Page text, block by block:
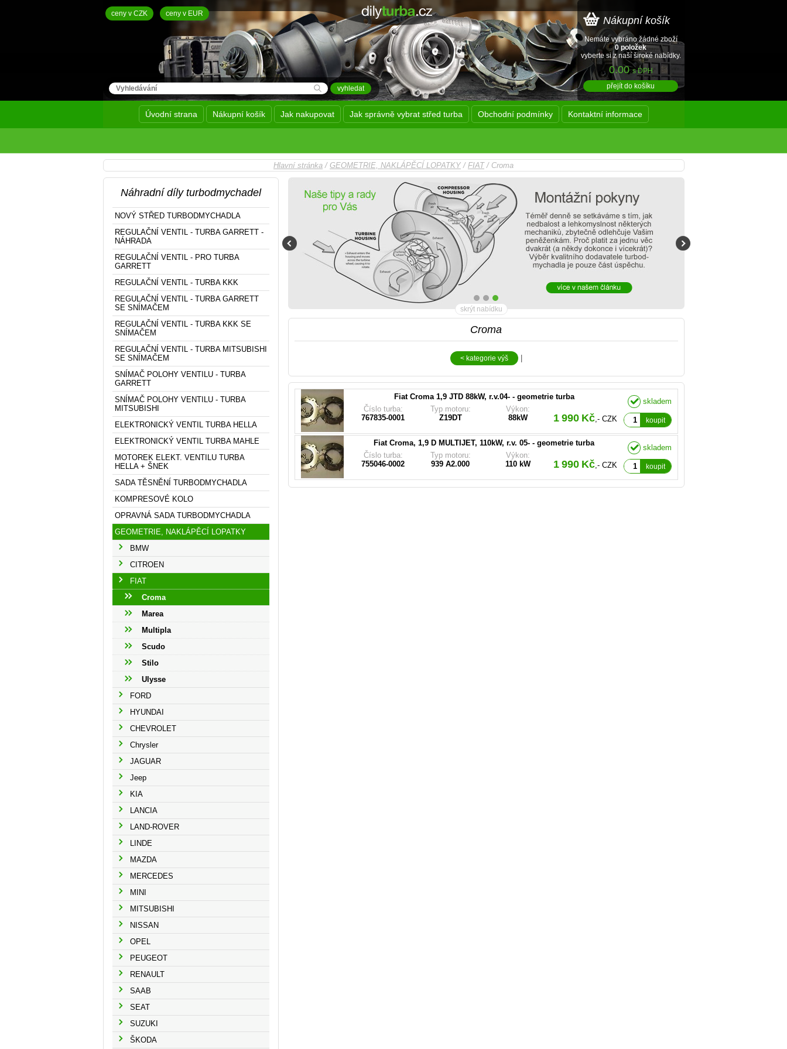
ceny v CZK ceny v EUR
Nákupní košík
Nemáte vybráno žádné zboží
0 položek
vyberte si z naší široké nabídky.
0.00s DPH
přejít do košíku
Úvodní strana Nákupní košík Jak nakupovat Jak správně vybrat střed turba Obchodní podmínky Kontaktní informace
Hlavní stránka / GEOMETRIE, NAKLÁPĚCÍ LOPATKY / FIAT/ Croma
skrýt nabídku
Croma
< kategorie výš |
Fiat Croma 1,9 JTD 88kW, r.v.04- - geometrie turba
Číslo turba:
767835-0001
Typ motoru:
Z19DT
Výkon:
88kW
1 990 Kč,- CZK koupit
skladem
Pasuje do turbodmychadla (O.E):
55195787, 55193105, 55205179, 93192073, 93183681, 5860031, 860074,
755042-5002, 755042-5003, 755373-0001
Fiat Croma, 1,9 D MULTIJET, 110kW, r.v. 05- - geometrie turba
Číslo turba:
755046-0002
Typ motoru:
939 A2.000
Výkon:
110 kW
1 990 Kč,- CZK koupit
skladem
Pasuje do turbodmychadla (O.E):
14078921, 55190872, 55196766, 55196859, 55205356, 55211063, 5849029,
849348, 849537, 860072, 860075, 755046, 766340, 773720, 740067
Náhradní díly turbodmychadel
NOVÝ STŘED TURBODMYCHADLA
REGULAČNÍ VENTIL - TURBA GARRETT -
NÁHRADA
REGULAČNÍ VENTIL - PRO TURBA
GARRETT
REGULAČNÍ VENTIL - TURBA KKK
REGULAČNÍ VENTIL - TURBA GARRETT
SE SNÍMAČEM
REGULAČNÍ VENTIL - TURBA KKK SE
SNÍMAČEM
REGULAČNÍ VENTIL - TURBA MITSUBISHI
SE SNÍMAČEM
SNÍMAČ POLOHY VENTILU - TURBA
GARRETT
SNÍMAČ POLOHY VENTILU - TURBA
MITSUBISHI
ELEKTRONICKÝ VENTIL TURBA HELLA
ELEKTRONICKÝ VENTIL TURBA MAHLE
MOTOREK ELEKT. VENTILU TURBA
HELLA + ŠNEK
SADA TĚSNĚNÍ TURBODMYCHADLA
KOMPRESOVÉ KOLO
OPRAVNÁ SADA TURBODMYCHADLA
GEOMETRIE, NAKLÁPĚCÍ LOPATKY
BMW
CITROEN
FIAT
Croma
Marea
Multipla
Scudo
Stilo
Ulysse
FORD
HYUNDAI
CHEVROLET
Chrysler
JAGUAR
Jeep
KIA
LANCIA
LAND-ROVER
LINDE
MAZDA
MERCEDES
MINI
MITSUBISHI
NISSAN
OPEL
PEUGEOT
RENAULT
SAAB
SEAT
SUZUKI
ŠKODA